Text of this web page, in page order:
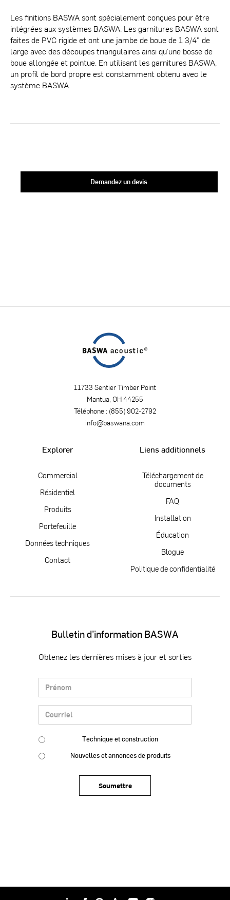
Les finitions BASWA sont spécialement conçues pour être
intégrées aux systèmes BASWA. Les garnitures BASWA sont
faites de PVC rigide et ont une jambe de boue de 1 3/4" de
large avec des découpes triangulaires ainsi qu’une bosse de
boue allongée et pointue. En utilisant les garnitures BASWA,
un profil de bord propre est constamment obtenu avec le
système BASWA.
Demandez un devis
11733 Sentier Timber Point
Mantua, OH 44255
Téléphone : (855) 902-2792
info@baswana.com
Explorer
Commercial
Résidentiel
Produits
Portefeuille
Données techniques
Contact
Liens additionnels
Téléchargement de
documents
FAQ
Installation
Éducation
Blogue
Politique de confidentialité
Bulletin d’information BASWA
Obtenez les dernières mises à jour et sorties
Technique et construction
Nouvelles et annonces de produits